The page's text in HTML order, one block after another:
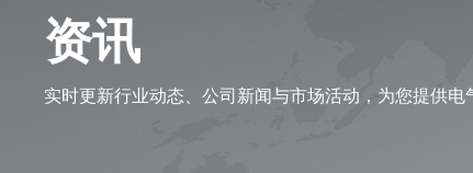
资讯
实时更新行业动态、公司新闻与市场活动，为您提供电